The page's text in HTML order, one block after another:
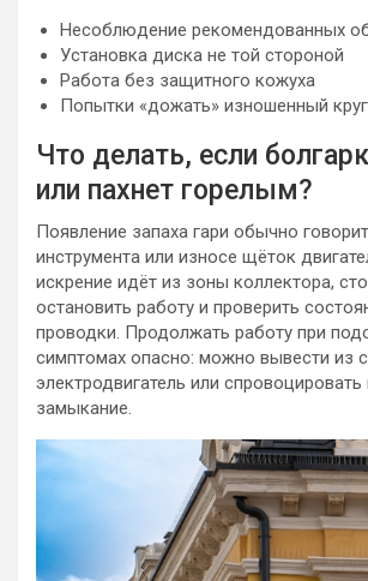
Несоблюдение рекомендованных
Установка диска не той стороной
Работа без защитного кожуха
Попытки «дожать» изношенный круг
Что делать, если
или пахнет горелым?
Появление запаха гари обычно
инструмента или износе щёток
искрение идёт из зоны коллектора,
остановить работу и проверить
проводки. Продолжать работу при
симптомах опасно: можно вывести из
электродвигатель или
замыкание.